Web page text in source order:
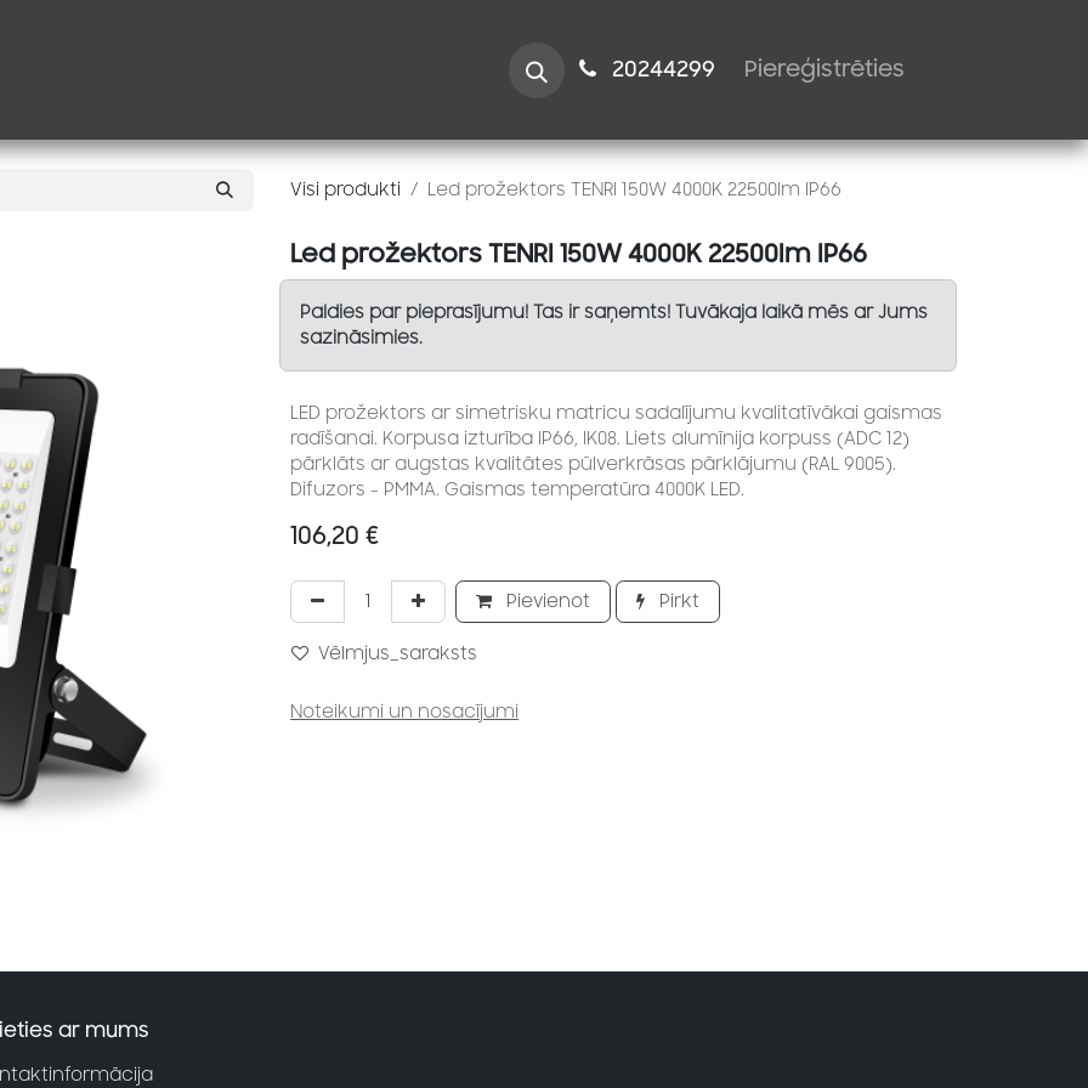
Speciālistiem 2024​​4299 Piereģistrēties
Visi produkti Led prožektors TENRI 150W 4000K 22500lm IP66
Led prožektors TENRI 150W 4000K 22500lm IP66
Paldies par pieprasījumu! Tas ir saņemts! Tuvākaja laikā mēs ar Jums
sazināsimies.
LED prožektors ar simetrisku matricu sadalījumu kvalitatīvākai gaismas
radīšanai. Korpusa izturība IP66, IK08. Liets alumīnija korpuss (ADC 12)
pārklāts ar augstas kvalitātes pūlverkrāsas pārklājumu (RAL 9005).
Difuzors - PMMA. Gaismas temperatūra 4000K LED.
106,20 €
Pievienot Pirkt
Vēlmjus_saraksts
Noteikumi un nosacījumi
ar mums